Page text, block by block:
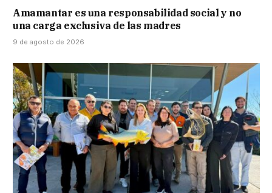
Amamantar es una responsabilidad social y no
una carga exclusiva de las madres
9 de agosto de 2026